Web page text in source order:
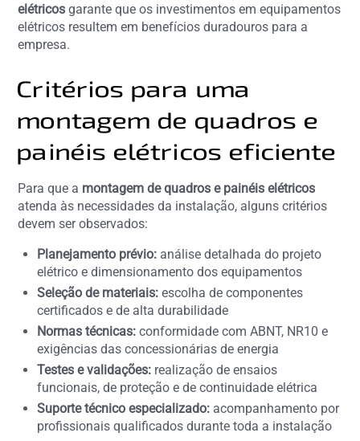
elétricos garante que os investimentos em equipamentos
elétricos resultem em benefícios duradouros para a
empresa.
Critérios para uma
montagem de quadros e
painéis elétricos eficiente
Para que a montagem de quadros e painéis elétricos
atenda às necessidades da instalação, alguns critérios
devem ser observados:
Planejamento prévio: análise detalhada do projeto
elétrico e dimensionamento dos equipamentos
Seleção de materiais: escolha de componentes
certificados e de alta durabilidade
Normas técnicas: conformidade com ABNT, NR10 e
exigências das concessionárias de energia
Testes e validações: realização de ensaios
funcionais, de proteção e de continuidade elétrica
Suporte técnico especializado: acompanhamento por
profissionais qualificados durante toda a instalação